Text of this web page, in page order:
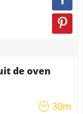
de oven
30m